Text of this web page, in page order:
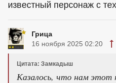
известный персонаж с
Грица
16 ноября 2025 02:20
Цитата: Замкадыш
Казалось, что нам этот